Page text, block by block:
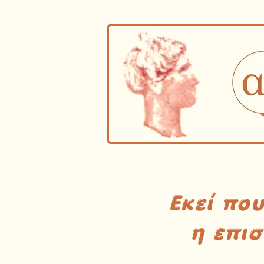
Εκεί
η